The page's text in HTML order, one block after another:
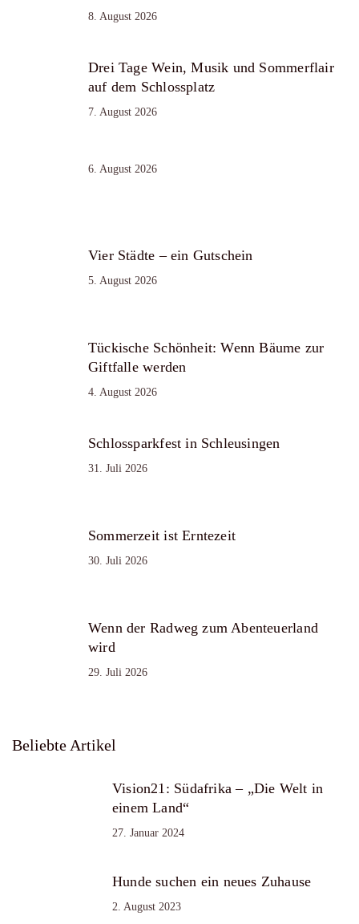
8. August 2026
Drei Tage Wein, Musik und Sommerflair
auf dem Schlossplatz
7. August 2026
6. August 2026
Vier Städte – ein Gutschein
5. August 2026
Tückische Schönheit: Wenn Bäume zur
Giftfalle werden
4. August 2026
Schlossparkfest in Schleusingen
31. Juli 2026
Sommerzeit ist Erntezeit
30. Juli 2026
Wenn der Radweg zum Abenteuerland
wird
29. Juli 2026
Beliebte Artikel
Vision21: Südafrika – „Die Welt in
einem Land“
27. Januar 2024
Hunde suchen ein neues Zuhause
2. August 2023